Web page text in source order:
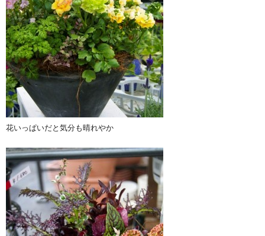
花いっぱいだと気分も晴れやか